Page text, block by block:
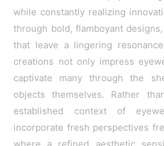
while constantly realizing
through bold, flamboyant
that leave a lingering
creations not only impress
captivate many through the
objects themselves. Rather
established context of
incorporate fresh perspectives